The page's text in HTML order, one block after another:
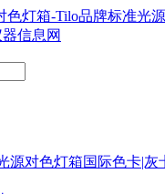
器信息网
源对色灯箱国际色卡|灰